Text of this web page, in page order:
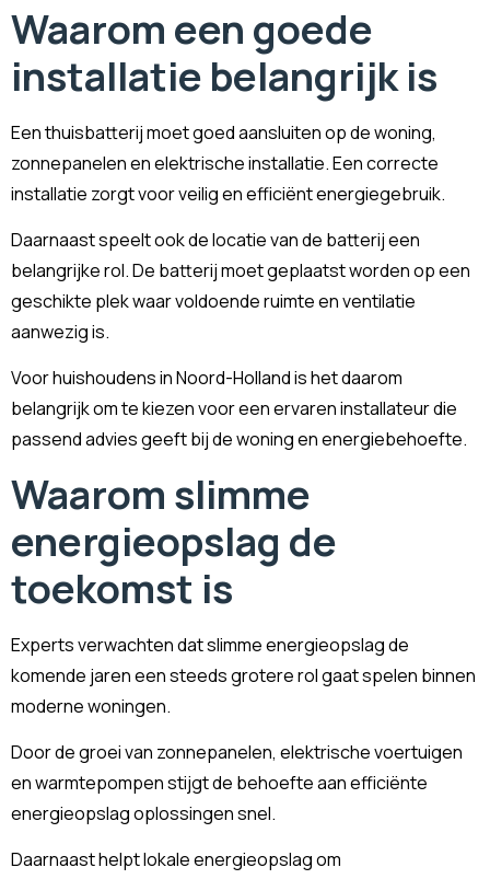
Waarom een goede
installatie belangrijk is
Een thuisbatterij moet goed aansluiten op de woning,
zonnepanelen en elektrische installatie. Een correcte
installatie zorgt voor veilig en efficiënt energiegebruik.
Daarnaast speelt ook de locatie van de batterij een
belangrijke rol. De batterij moet geplaatst worden op een
geschikte plek waar voldoende ruimte en ventilatie
aanwezig is.
Voor huishoudens in Noord-Holland is het daarom
belangrijk om te kiezen voor een ervaren installateur die
passend advies geeft bij de woning en energiebehoefte.
Waarom slimme
energieopslag de
toekomst is
Experts verwachten dat slimme energieopslag de
komende jaren een steeds grotere rol gaat spelen binnen
moderne woningen.
Door de groei van zonnepanelen, elektrische voertuigen
en warmtepompen stijgt de behoefte aan efficiënte
energieopslag oplossingen snel.
Daarnaast helpt lokale energieopslag om